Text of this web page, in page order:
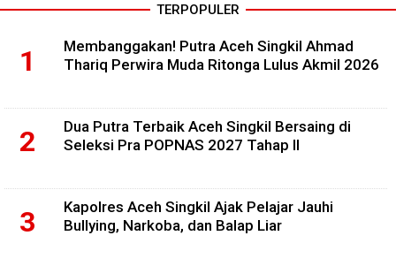
TERPOPULER
Membanggakan! Putra Aceh Singkil Ahmad
Thariq Perwira Muda Ritonga Lulus Akmil 2026
Dua Putra Terbaik Aceh Singkil Bersaing di
Seleksi Pra POPNAS 2027 Tahap II
Kapolres Aceh Singkil Ajak Pelajar Jauhi
Bullying, Narkoba, dan Balap Liar